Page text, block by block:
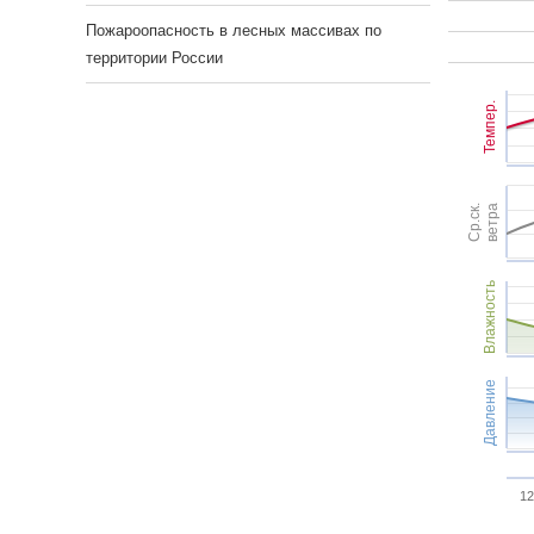
Темпер.
Ср.ск.ветра
Влажность
Давление
Пожароопасность в лесных массивах по
территории России